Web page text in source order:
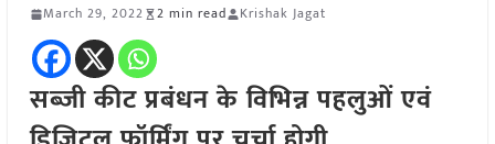
March 29, 2022 2 min read Krishak Jagat
सब्जी कीट प्रबंधन के विभिन्न पहलुओं एवं